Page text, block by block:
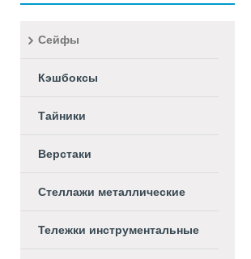
Сейфы
Кэшбоксы
Тайники
Верстаки
Стеллажи металлические
Тележки инструментальные